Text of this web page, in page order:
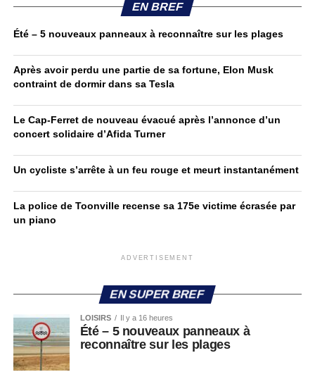
EN BREF
Été – 5 nouveaux panneaux à reconnaître sur les plages
Après avoir perdu une partie de sa fortune, Elon Musk
contraint de dormir dans sa Tesla
Le Cap-Ferret de nouveau évacué après l’annonce d’un
concert solidaire d’Afida Turner
Un cycliste s’arrête à un feu rouge et meurt instantanément
La police de Toonville recense sa 175e victime écrasée par
un piano
ADVERTISEMENT
EN SUPER BREF
LOISIRS Il y a 16 heures
Été – 5 nouveaux panneaux à
reconnaître sur les plages